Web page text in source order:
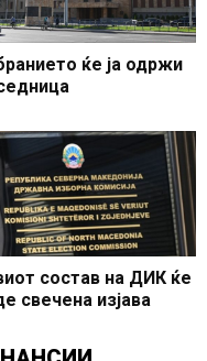
ќе ја одржи
состав на ДИК ќе
свечена изјава